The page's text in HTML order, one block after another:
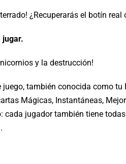
¿Recuperarás el botín
y la destrucción!
también conocida como tu
Mágicas, Instantáneas,
jugador también tiene